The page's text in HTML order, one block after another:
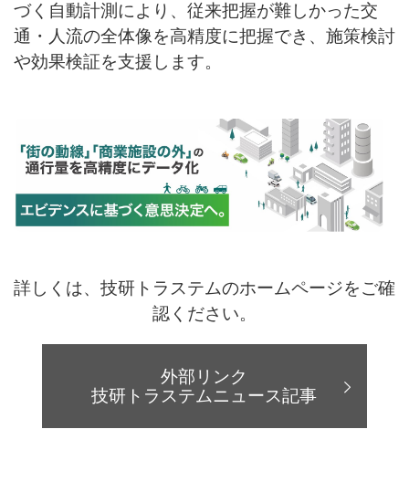
づく自動計測により、従来把握が難しかった交
通・人流の全体像を高精度に把握でき、施策検討
や効果検証を支援します。
詳しくは、技研トラステムのホームページをご確
認ください。
外部リンク
技研トラステムニュース記事